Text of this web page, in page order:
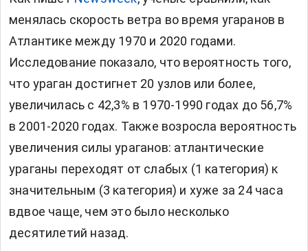
менялась скорость ветра во время угаранов в
Атлантике между 1970 и 2020 годами.
Исследование показало, что вероятность того,
что ураган достигнет 20 узлов или более,
увеличилась с 42,3% в 1970-1990 годах до 56,7%
в 2001-2020 годах. Также возросла вероятность
увеличения силы ураганов: атлантические
ураганы переходят от слабых (1 категория) к
значительным (3 категория) и хуже за 24 часа
вдвое чаще, чем это было несколько
десятилетий назад.